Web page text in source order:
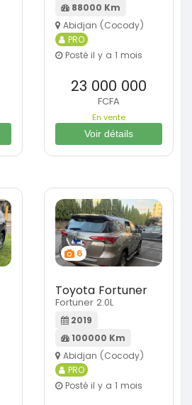
88000 Km
Abidjan (Cocody)
PRO
Posté il y a 1 mois
23 000 000
FCFA
En vente
Voir détails
6
Toyota Fortuner
Fortuner 2.0L
2019
100000 Km
Abidjan (Cocody)
PRO
Posté il y a 1 mois